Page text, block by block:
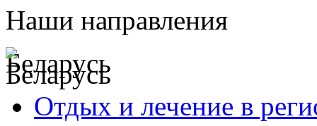
Наши направления
Беларусь
Отдых и лечение в